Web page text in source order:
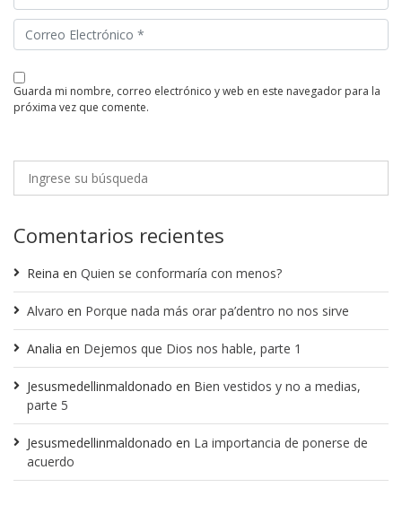
guarda mi nombre, correo electrónico y web en este navegador para la
próxima vez que comente.
Comentarios recientes
Reina en Quien se conformaría con menos?
Alvaro en Porque nada más orar pa’dentro no nos sirve
Analia en Dejemos que Dios nos hable, parte 1
Jesusmedellinmaldonado en Bien vestidos y no a medias,
parte 5
Jesusmedellinmaldonado en La importancia de ponerse de
acuerdo